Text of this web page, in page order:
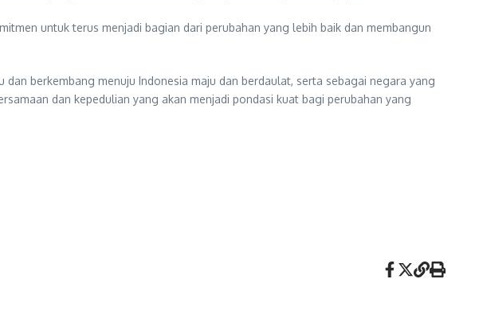
untuk terus menjadi bagian dari perubahan yang lebih baik dan membangun
berkembang menuju Indonesia maju dan berdaulat, serta sebagai negara yang
dan kepedulian yang akan menjadi pondasi kuat bagi perubahan yang